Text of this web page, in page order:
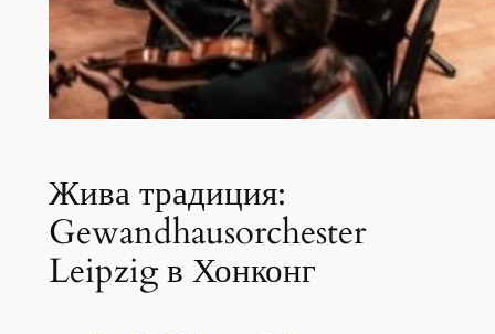
Жива традиция:
Gewandhausorchester
Leipzig в Хонконг